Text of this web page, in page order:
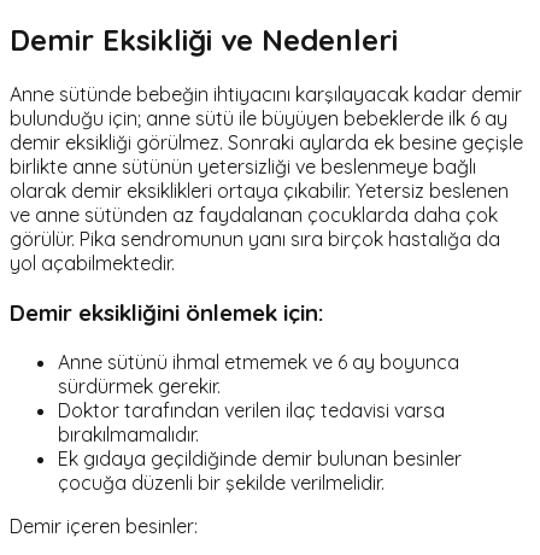
Demir Eksikliği ve Nedenleri
Anne sütünde bebeğin ihtiyacını karşılayacak kadar demir
bulunduğu için; anne sütü ile büyüyen bebeklerde ilk 6 ay
demir eksikliği görülmez. Sonraki aylarda ek besine geçişle
birlikte anne sütünün yetersizliği ve beslenmeye bağlı
olarak demir eksiklikleri ortaya çıkabilir. Yetersiz beslenen
ve anne sütünden az faydalanan çocuklarda daha çok
görülür. Pika sendromunun yanı sıra birçok hastalığa da
yol açabilmektedir.
Demir eksikliğini önlemek için:
Anne sütünü ihmal etmemek ve 6 ay boyunca
sürdürmek gerekir.
Doktor tarafından verilen ilaç tedavisi varsa
bırakılmamalıdır.
Ek gıdaya geçildiğinde demir bulunan besinler
çocuğa düzenli bir şekilde verilmelidir.
Demir içeren besinler: